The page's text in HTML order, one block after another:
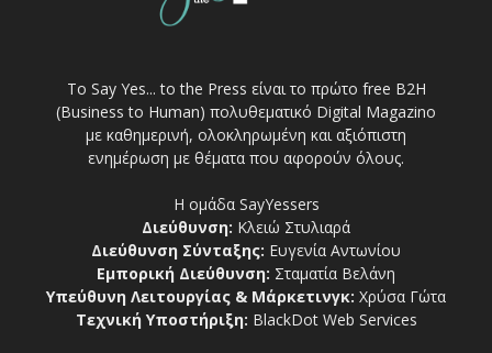
Το Say Yes... to the Press είναι το πρώτο free Β2Η
(Business to Human) πολυθεματικό Digital Magazino
με καθημερινή, ολοκληρωμένη και αξιόπιστη
ενημέρωση με θέματα που αφορούν όλους.
Η ομάδα SayYessers
Διεύθυνση: Κλειώ Στυλιαρά
Διεύθυνση Σύνταξης: Ευγενία Αντωνίου
Εμπορική Διεύθυνση: Σταματία Βελάνη
Υπεύθυνη Λειτουργίας & Μάρκετινγκ: Χρύσα Γώτα
Τεχνική Υποστήριξη: BlackDot Web Services